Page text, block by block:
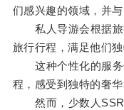
们感兴趣的领域，并
私人导游会根据旅
旅行行程，满足他们独
这种个性化的服务
程，感受到独特的奢华
然而，少数人SSR